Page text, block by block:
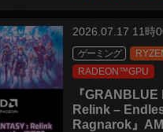
2026.07.17 11時
ゲーミング
RADEON™GPU
『
Relink –
Ragnarok』